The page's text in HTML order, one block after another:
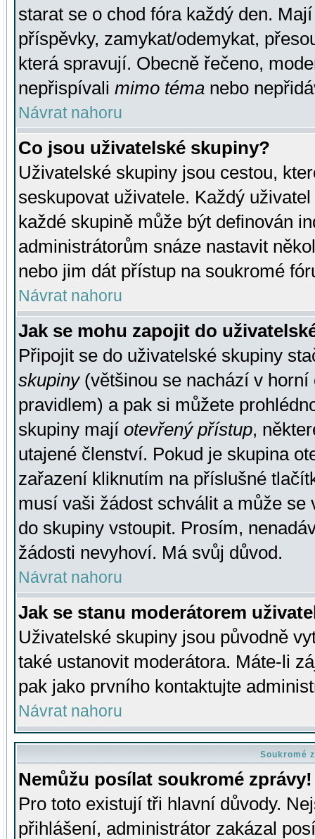
starat se o chod fóra každý den.
příspěvky, zamykat/odemykat,
která spravují. Obecně řečeno,
nepřispívali mimo téma nebo
Návrat nahoru
Co jsou uživatelské skupiny?
Uživatelské skupiny jsou cestou,
seskupovat uživatele. Každý
každé skupině může být definován
administrátorům snáze nastavit
nebo jim dát přístup na soukromé
Návrat nahoru
Jak se mohu zapojit do
Připojit se do uživatelské skupiny
skupiny(většinou se nachází v horní
pravidlem) a pak si můžete
skupiny mají otevřený přístup,
utajené členství. Pokud je skupina
zařazení kliknutím na příslušné
musí vaši žádost schválit a může se
do skupiny vstoupit. Prosím,
žádosti nevyhoví. Má svůj důvod.
Návrat nahoru
Jak se stanu moderátorem
Uživatelské skupiny jsou původně
také ustanovit moderátora. Máte-li
pak jako prvního kontaktujte
Návrat nahoru
Soukromé
Nemůžu posílat soukromé zprávy!
Pro toto existují tři hlavní důvody.
přihlášení, administrátor zakázal